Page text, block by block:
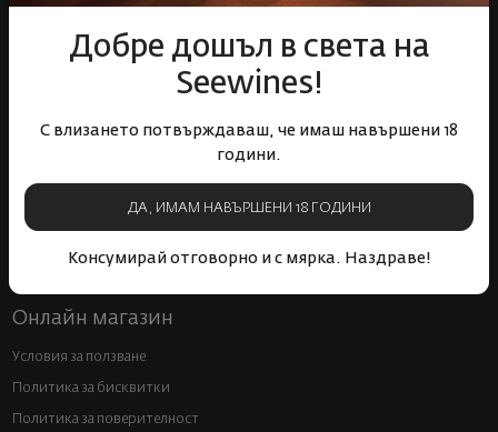
Добре дошъл в света на
Seewines!
С влизането потвърждаваш, че имаш навършени 18
години.
ДА, ИМАМ НАВЪРШЕНИ 18 ГОДИНИ
Консумирай отговорно и с мярка. Наздраве!
Подаръци
Корпоративни клиенти
Онлайн магазин
Условия за ползване
Политика за бисквитки
Политика за поверителност